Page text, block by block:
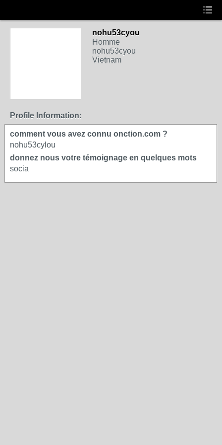
nohu53cyou
Homme
nohu53cyou
Vietnam
Profile Information:
comment vous avez connu onction.com ?
nohu53cylou
donnez nous votre témoignage en quelques mots
socia